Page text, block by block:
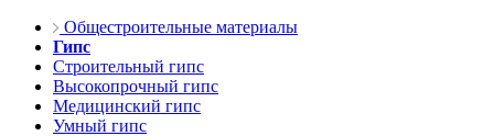
Общестроительные материалы
Гипс
Строительный гипс
Высокопрочный гипс
Медицинский гипс
Умный гипс